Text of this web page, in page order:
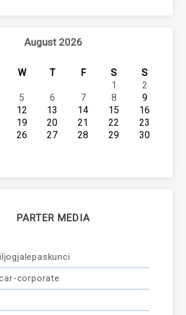
August 2026
W T F S
S
1
2
5 6 7 8
9
12 13 14 15
16
19 20 21 22
23
26 27 28 29
30
PARTER MEDIA
corporate